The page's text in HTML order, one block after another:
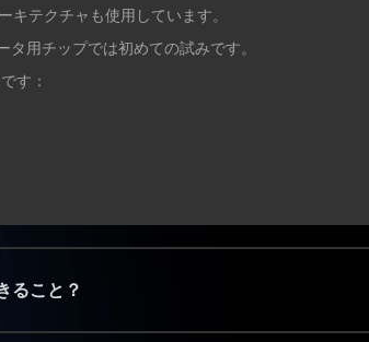
キテクチャも使用しています。
用チップでは初めての試みです。
す：
こと？